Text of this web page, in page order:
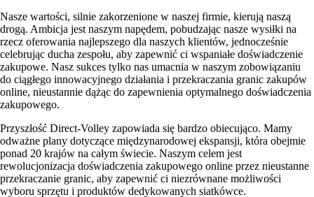
Nasze wartości, silnie zakorzenione w naszej firmie, kierują naszą
drogą. Ambicja jest naszym napędem, pobudzając nasze wysiłki na
rzecz oferowania najlepszego dla naszych klientów, jednocześnie
celebrując ducha zespołu, aby zapewnić ci wspaniałe doświadczenie
zakupowe. Nasz sukces tylko nas umacnia w naszym zobowiązaniu
do ciągłego innowacyjnego działania i przekraczania granic zakupów
online, nieustannie dążąc do zapewnienia optymalnego doświadczenia
zakupowego.
Przyszłość Direct-Volley zapowiada się bardzo obiecująco. Mamy
odważne plany dotyczące międzynarodowej ekspansji, która obejmie
ponad 20 krajów na całym świecie. Naszym celem jest
rewolucjonizacja doświadczenia zakupowego online przez nieustanne
przekraczanie granic, aby zapewnić ci niezrównane możliwości
wyboru sprzętu i produktów dedykowanych siatkówce.